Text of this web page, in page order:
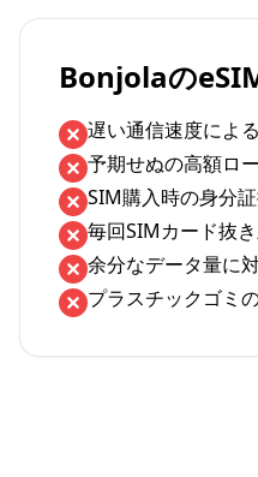
Bonjolaの
遅い通信速度によ
予期せぬの高額ロ
SIM購入時の身分
毎回SIMカード抜
余分なデータ量に
プラスチックゴミ